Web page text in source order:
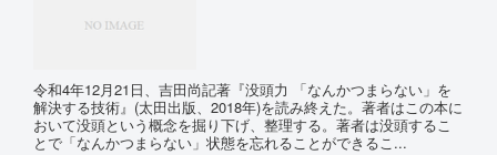
令和4年12月21日、吉田尚記著『没頭力 「なんかつまらない」を
解決する技術』(太田出版、2018年)を読み終えた。著者はこの本に
おいて没頭という概念を掘り下げ、整理する。著者は没頭するこ
とで「なんかつまらない」状態を忘れることができるこ...